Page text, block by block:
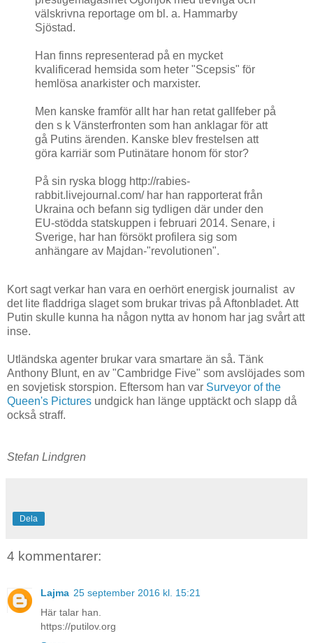
välskrivna reportage om bl. a. Hammarby
Sjöstad.
Han finns representerad på en mycket
kvalificerad hemsida som heter "Scepsis" för
hemlösa anarkister och marxister.
Men kanske framför allt har han retat gallfeber på
den s k Vänsterfronten som han anklagar för att
gå Putins ärenden. Kanske blev frestelsen att
göra karriär som Putinätare honom för stor?
På sin ryska blogg http://rabies-
rabbit.livejournal.com/ har han rapporterat från
Ukraina och befann sig tydligen där under den
EU-stödda statskuppen i februari 2014. Senare, i
Sverige, har han försökt profilera sig som
anhängare av Majdan-"revolutionen".
Kort sagt verkar han vara en oerhört energisk journalist av
det lite fladdriga slaget som brukar trivas på Aftonbladet. Att
Putin skulle kunna ha någon nytta av honom har jag svårt att
inse.
Utländska agenter brukar vara smartare än så. Tänk
Anthony Blunt, en av "Cambridge Five" som avslöjades som
en sovjetisk storspion. Eftersom han var Surveyor of the
Queen's Pictures undgick han länge upptäckt och slapp då
också straff.
Stefan Lindgren
Dela
4 kommentarer:
Lajma 25 september 2016 kl. 15:21
Här talar han.
https://putilov.org